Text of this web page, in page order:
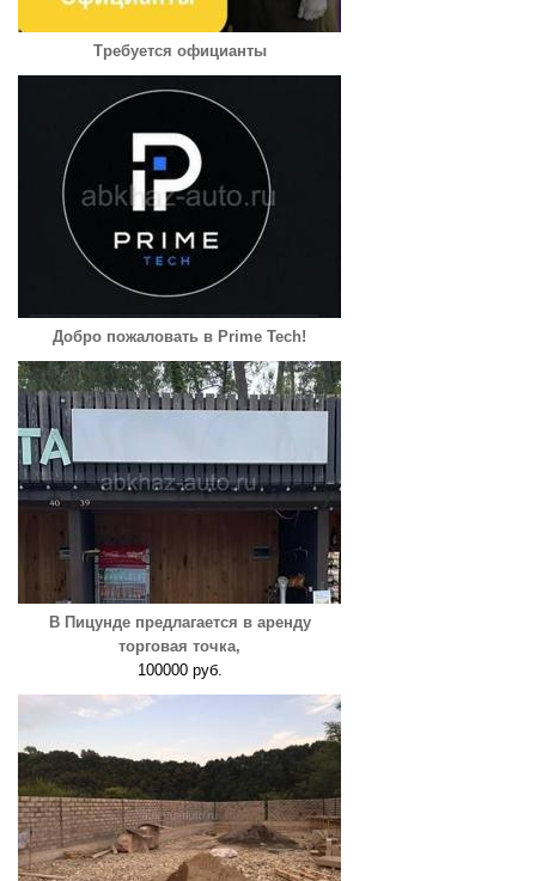
Требуется официанты
Добро пожаловать в Prime Tech!
В Пицунде предлагается в аренду
торговая точка,
100000 руб.